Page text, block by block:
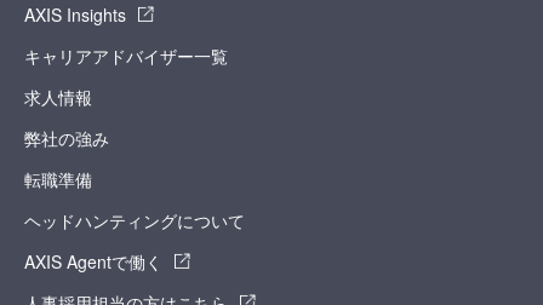
AXIS Insights
キャリアアドバイザー一覧
求人情報
弊社の強み
転職準備
ヘッドハンティングについて
AXIS Agentで働く